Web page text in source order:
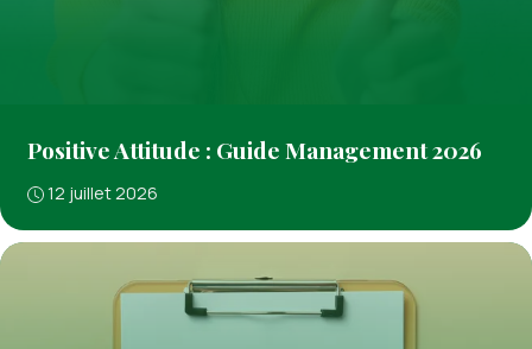
Positive Attitude : Guide Management 2026
12 juillet 2026